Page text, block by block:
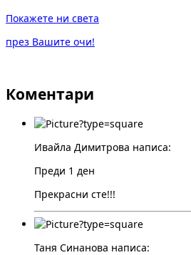
Покажете ни света
през Вашите очи!
Коментари
Ивайла Димитрова написа:
Преди 1 ден
Прекрасни сте!!!
Таня Синанова написа: